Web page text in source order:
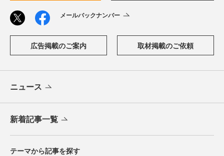
メールバックナンバー
広告掲載のご案内 取材掲載のご依頼
ニュース
新着記事一覧
テーマから記事を探す